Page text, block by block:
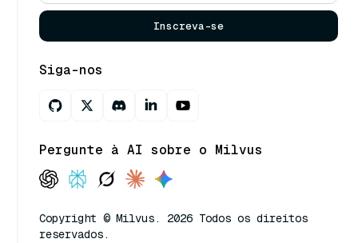
Inscreva-se
Siga-nos
Pergunte à AI sobre o Milvus
Copyright © Milvus. 2026 Todos os direitos
reservados.